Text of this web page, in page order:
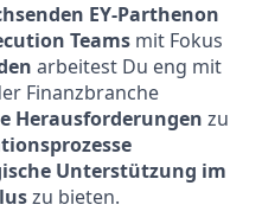
EY-Parthenon
Teams mit Fokus
arbeitest Du eng mit
Finanzbranche
Herausforderungen zu
Unterstützung im
zu bieten.